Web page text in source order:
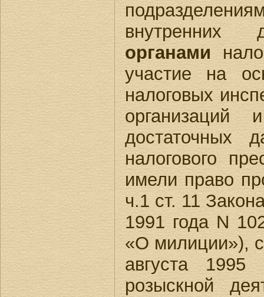
внутренних
органами
участие на
налоговых
достаточных
налогового
имели право
ч.1 ст. 11
1991 года N
«О милиции»),
августа
розыскной